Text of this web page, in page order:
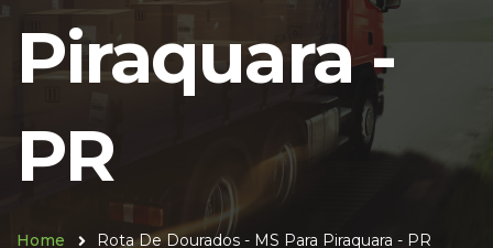
Piraquara -
PR
Home Rota De Dourados - MS Para Piraquara - PR